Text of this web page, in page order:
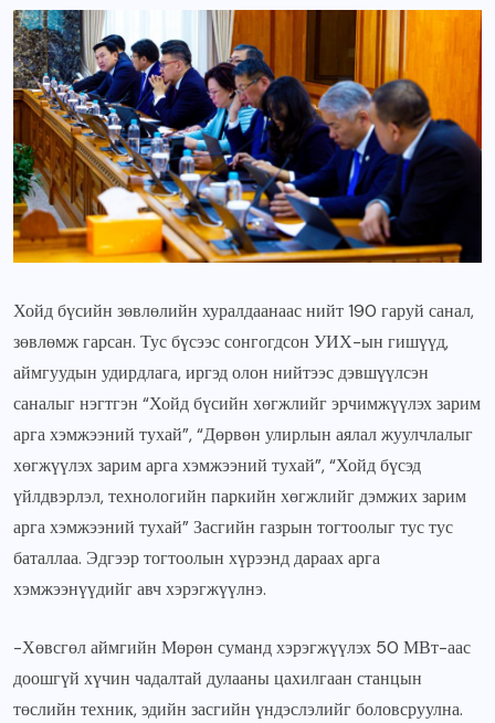
Хойд бүсийн зөвлөлийн хуралдаанаас нийт 190 гаруй санал,
зөвлөмж гарсан. Тус бүсээс сонгогдсон УИХ-ын гишүүд,
аймгуудын удирдлага, иргэд олон нийтээс дэвшүүлсэн
саналыг нэгтгэн “Хойд бүсийн хөгжлийг эрчимжүүлэх зарим
арга хэмжээний тухай”, “Дөрвөн улирлын аялал жуулчлалыг
хөгжүүлэх зарим арга хэмжээний тухай”, “Хойд бүсэд
үйлдвэрлэл, технологийн паркийн хөгжлийг дэмжих зарим
арга хэмжээний тухай” Засгийн газрын тогтоолыг тус тус
баталлаа. Эдгээр тогтоолын хүрээнд дараах арга
хэмжээнүүдийг авч хэрэгжүүлнэ.
-Хөвсгөл аймгийн Мөрөн суманд хэрэгжүүлэх 50 МВт-аас
доошгүй хүчин чадалтай дулааны цахилгаан станцын
төслийн техник, эдийн засгийн үндэслэлийг боловсруулна.